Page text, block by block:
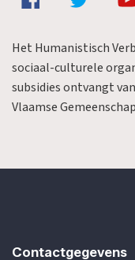
Het Humanistisch
sociaal-culturele
subsidies ontvangt
Vlaamse Gemeenschap
Contactgegevens